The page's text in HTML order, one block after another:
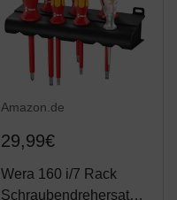
Amazon.de
29,99€
Wera 160 i/7 Rack
Schraubendrehersatz